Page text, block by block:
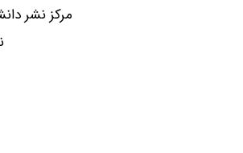
مرکز نشر